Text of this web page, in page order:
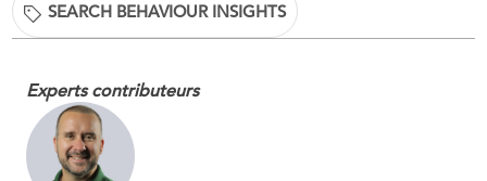
SEARCH BEHAVIOUR INSIGHTS
Experts contributeurs